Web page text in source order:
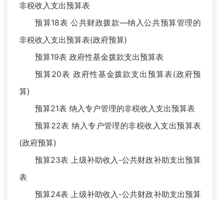
非税收入支出预算表
预算18表 公共财政拨款—纳入公共预算管理的
非税收入支出预算表(政府预算)
预算19表 政府性基金拨款支出预算表
预算20表 政府性基金拨款支出预算表(政府预
算)
预算21表 纳入专户管理的非税收入支出预算表
预算22表 纳入专户管理的非税收入支出预算表
(政府预算)
预算23表 上级补助收入-公共财政补助支出预算
表
预算24表 上级补助收入-公共财政补助支出预算